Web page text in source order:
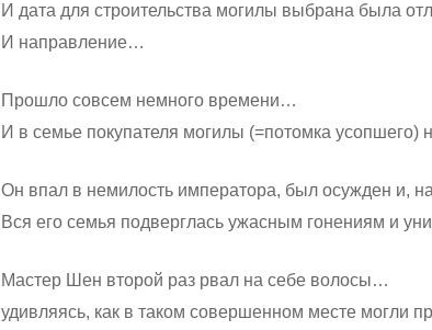
И дата для строительства могилы выбрана была
И направление…
Прошло совсем немного времени…
И в семье покупателя могилы (=потомка усопшего)
Он впал в немилость императора, был осужден и,
Вся его семья подверглась ужасным гонениям и
Мастер Шен второй раз рвал на себе волосы…
удивляясь, как в таком совершенном месте могли